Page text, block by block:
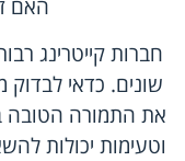
האם
חברות קייטרינג
שונים. כדאי
את התמורה הטובה
וטעימות יכולות